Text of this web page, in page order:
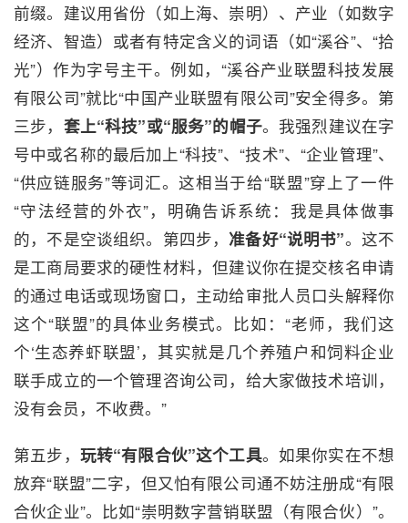
前缀。建议用省份（如上海、崇明）、产业（如数字
经济、智造）或者有特定含义的词语（如“溪谷”、“拾
光”）作为字号主干。例如，“溪谷产业联盟科技发展
有限公司”就比“中国产业联盟有限公司”安全得多。第
三步， 套上“科技”或“服务”的帽子。我强烈建议在字
号中或名称的最后加上“科技”、“技术”、“企业管理”、
“供应链服务”等词汇。这相当于给“联盟”穿上了一件
“守法经营的外衣”，明确告诉系统：我是具体做事
的，不是空谈组织。第四步， 准备好“说明书”。这不
是工商局要求的硬性材料，但建议你在提交核名申请
的通过电话或现场窗口，主动给审批人员口头解释你
这个“联盟”的具体业务模式。比如：“老师，我们这
个‘生态养虾联盟’，其实就是几个养殖户和饲料企业
联手成立的一个管理咨询公司，给大家做技术培训，
没有会员，不收费。”
第五步， 玩转“有限合伙”这个工具。如果你实在不想
放弃“联盟”二字，但又怕有限公司通不妨注册成“有限
合伙企业”。比如“崇明数字营销联盟（有限合伙）”。